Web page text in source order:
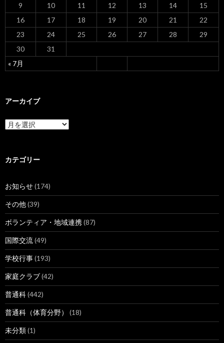
« 7月
9
10 11 12 13 14
15
16
17 18 19 20 21
22
23
24 25 26 27 28
29
30
31
アーカイブ
ア
ー
ブ
カテゴリー
お知らせ(174)
その他(39)
ボランティア・地域連携(87)
国際交流(49)
学校行事(193)
家庭クラブ(42)
普通科(442)
普通科（体育分野） (18)
未分類(1)